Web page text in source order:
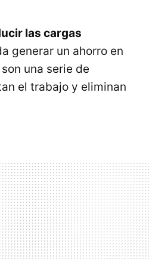
las cargas
generar un ahorro en
una serie de
el trabajo y eliminan